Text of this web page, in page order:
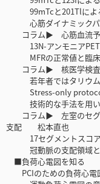
99mTcと201Tlによる
心筋ダイナミックパ
コラム▶ 心筋血流
13N-アンモニアPET
MFRの正常値と臨床
コラム▶ 核医学検査
若年者ではタリウム
Stress-only protocol
技術的な手法を用い
コラム▶ 左室のセグメ
支配 松本直也
17セグメントスコア
冠動脈の支配領域と
■負荷心電図を知る
PCIのための負荷心